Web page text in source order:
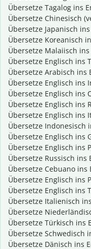
Übersetze Tagalog ins
Übersetze Chinesisch
Übersetze Japanisch
Übersetze Koreanisch
Übersetze Malaiisch ins
Übersetze Englisch ins
Übersetze Arabisch ins
Übersetze Englisch ins
Übersetze Englisch ins
Übersetze Englisch ins
Übersetze Englisch ins
Übersetze Indonesisch
Übersetze Englisch ins
Übersetze Englisch ins
Übersetze Russisch ins
Übersetze Cebuano ins
Übersetze Englisch ins
Übersetze Englisch ins
Übersetze Italienisch
Übersetze
Übersetze Türkisch ins
Übersetze Schwedisch
Übersetze Dänisch ins